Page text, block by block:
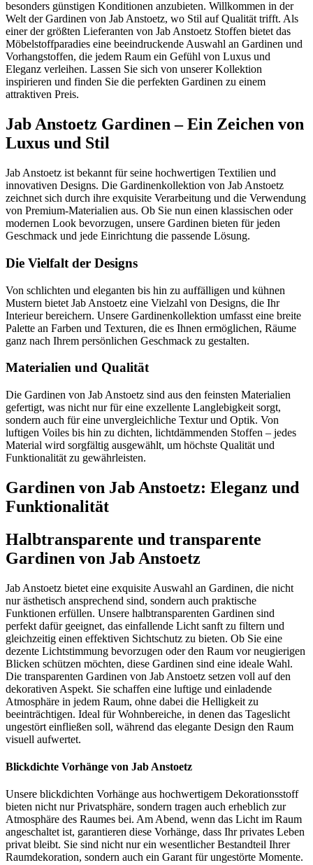
besonders günstigen Konditionen anzubieten. Willkommen in der
Welt der Gardinen von Jab Anstoetz, wo Stil auf Qualität trifft. Als
einer der größten Lieferanten von Jab Anstoetz Stoffen bietet das
Möbelstoffparadies eine beeindruckende Auswahl an Gardinen und
Vorhangstoffen, die jedem Raum ein Gefühl von Luxus und
Eleganz verleihen. Lassen Sie sich von unserer Kollektion
inspirieren und finden Sie die perfekten Gardinen zu einem
attraktiven Preis.
Jab Anstoetz Gardinen – Ein Zeichen von
Luxus und Stil
Jab Anstoetz ist bekannt für seine hochwertigen Textilien und
innovativen Designs. Die Gardinenkollektion von Jab Anstoetz
zeichnet sich durch ihre exquisite Verarbeitung und die Verwendung
von Premium-Materialien aus. Ob Sie nun einen klassischen oder
modernen Look bevorzugen, unsere Gardinen bieten für jeden
Geschmack und jede Einrichtung die passende Lösung.
Die Vielfalt der Designs
Von schlichten und eleganten bis hin zu auffälligen und kühnen
Mustern bietet Jab Anstoetz eine Vielzahl von Designs, die Ihr
Interieur bereichern. Unsere Gardinenkollektion umfasst eine breite
Palette an Farben und Texturen, die es Ihnen ermöglichen, Räume
ganz nach Ihrem persönlichen Geschmack zu gestalten.
Materialien und Qualität
Die Gardinen von Jab Anstoetz sind aus den feinsten Materialien
gefertigt, was nicht nur für eine exzellente Langlebigkeit sorgt,
sondern auch für eine unvergleichliche Textur und Optik. Von
luftigen Voiles bis hin zu dichten, lichtdämmenden Stoffen – jedes
Material wird sorgfältig ausgewählt, um höchste Qualität und
Funktionalität zu gewährleisten.
Gardinen von Jab Anstoetz: Eleganz und
Funktionalität
Halbtransparente und transparente
Gardinen von Jab Anstoetz
Jab Anstoetz bietet eine exquisite Auswahl an Gardinen, die nicht
nur ästhetisch ansprechend sind, sondern auch praktische
Funktionen erfüllen. Unsere halbtransparenten Gardinen sind
perfekt dafür geeignet, das einfallende Licht sanft zu filtern und
gleichzeitig einen effektiven Sichtschutz zu bieten. Ob Sie eine
dezente Lichtstimmung bevorzugen oder den Raum vor neugierigen
Blicken schützen möchten, diese Gardinen sind eine ideale Wahl.
Die transparenten Gardinen von Jab Anstoetz setzen voll auf den
dekorativen Aspekt. Sie schaffen eine luftige und einladende
Atmosphäre in jedem Raum, ohne dabei die Helligkeit zu
beeinträchtigen. Ideal für Wohnbereiche, in denen das Tageslicht
ungestört einfließen soll, während das elegante Design den Raum
visuell aufwertet.
Blickdichte Vorhänge von Jab Anstoetz
Unsere blickdichten Vorhänge aus hochwertigem Dekorationsstoff
bieten nicht nur Privatsphäre, sondern tragen auch erheblich zur
Atmosphäre des Raumes bei. Am Abend, wenn das Licht im Raum
angeschaltet ist, garantieren diese Vorhänge, dass Ihr privates Leben
privat bleibt. Sie sind nicht nur ein wesentlicher Bestandteil Ihrer
Raumdekoration, sondern auch ein Garant für ungestörte Momente.